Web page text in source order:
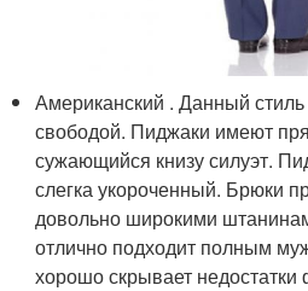
Американский . Данный
свободой. Пиджаки имеют
сужающийся книзу силуэт.
слегка укороченный. Брюки
довольно широкими
отлично подходит полным
хорошо скрывает недостатки